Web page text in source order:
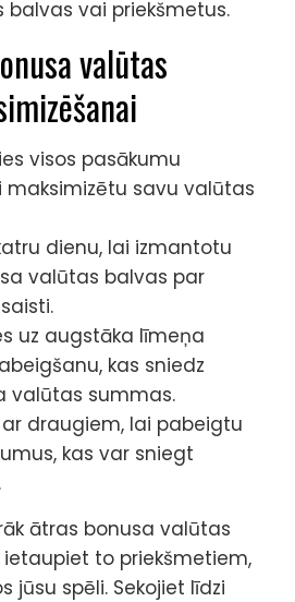
vai priekšmetus.
valūtas
visos pasākumu
maksimizētu savu valūtas
dienu, lai izmantotu
valūtas balvas par
uz augstāka līmeņa
kas sniedz
valūtas summas.
draugiem, lai pabeigtu
kas var sniegt
ātras bonusa valūtas
ietaupiet to priekšmetiem,
jūsu spēli. Sekojiet līdzi